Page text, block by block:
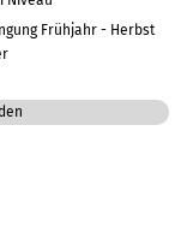
Frühjahr - Herbst